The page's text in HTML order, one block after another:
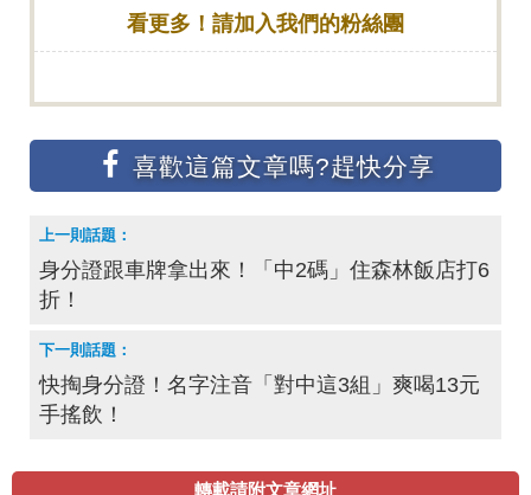
看更多！請加入我們的粉絲團
身分證跟車牌拿出來！「中2碼」住森林飯店打6
折！
快掏身分證！名字注音「對中這3組」爽喝13元
手搖飲！
轉載請附文章網址